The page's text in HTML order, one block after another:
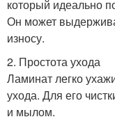
который идеально
Он может
износу.
2. Простота ухода
Ламинат легко
ухода. Для его
и мылом.